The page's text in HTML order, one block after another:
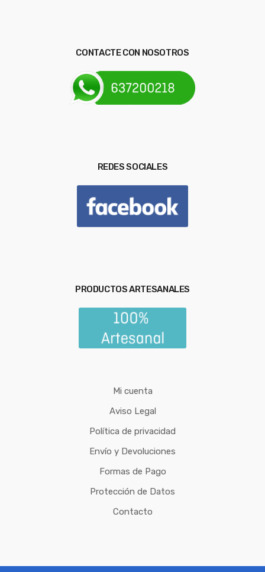
CONTACTE CON NOSOTROS
REDES SOCIALES
PRODUCTOS ARTESANALES
Mi cuenta
Aviso Legal
Política de privacidad
Envío y Devoluciones
Formas de Pago
Protección de Datos
Contacto